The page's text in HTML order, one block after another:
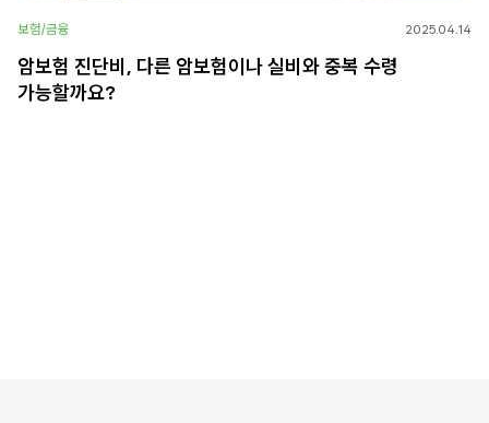
보험/금융 2025.04.14
암보험 진단비, 다른 암보험이나 실비와 중복 수령
가능할까요?